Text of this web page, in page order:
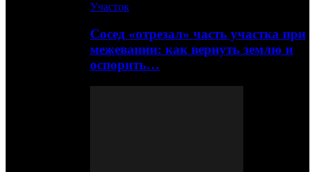
Участок
Сосед «отрезал» часть участка при
межевании: как вернуть землю и
оспорить…